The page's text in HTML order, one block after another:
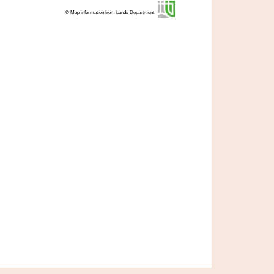
© Map information from Lands Department